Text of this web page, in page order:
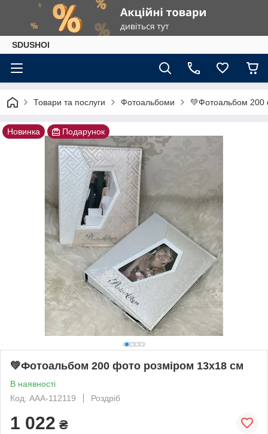
SDUSHOI
Товари та послуги Фотоальбоми 💚Фотоальбом 200
Новинка Подарунок
💚Фотоальбом 200 фото розміром 13х18 см
В наявності
Код: AAA-112119
Роздріб
1 022 ₴